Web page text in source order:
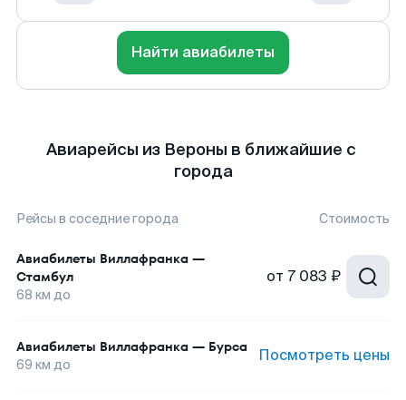
Найти авиабилеты
Авиарейсы из Вероны в ближайшие с
города
Рейсы в соседние города Стоимость
Авиабилеты Виллафранка —
Стамбул
68 км до
от 7 083 ₽
Авиабилеты Виллафранка — Бурса
69 км до Посмотреть цены